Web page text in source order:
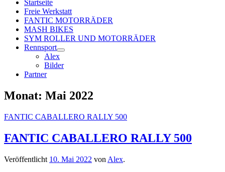
Startseite
Freie Werkstatt
FANTIC MOTORRÄDER
MASH BIKES
SYM ROLLER UND MOTORRÄDER
Rennsport
open
menu
Alex
Bilder
Partner
Monat: Mai 2022
FANTIC CABALLERO RALLY 500
FANTIC CABALLERO RALLY 500
Veröffentlicht 10. Mai 2022 von Alex.